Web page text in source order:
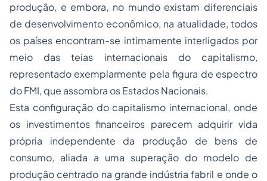
produção, e embora, no mundo existam diferenciais
de desenvolvimento econômico, na atualidade, todos
os países encontram-se intimamente interligados por
meio das teias internacionais do capitalismo,
representado exemplarmente pela figura de espectro
do FMI, que assombra os Estados Nacionais.
Esta configuração do capitalismo internacional, onde
os investimentos financeiros parecem adquirir vida
própria independente da produção de bens de
consumo, aliada a uma superação do modelo de
produção centrado na grande indústria fabril e onde o